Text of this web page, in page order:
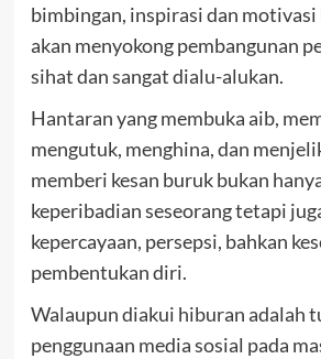
bimbingan, inspirasi dan motivasi
akan menyokong pembangunan
sihat dan sangat dialu-alukan.
Hantaran yang membuka aib,
mengutuk, menghina, dan
memberi kesan buruk bukan
keperibadian seseorang tetapi
kepercayaan, persepsi, bahkan
pembentukan diri.
Walaupun diakui hiburan adalah
penggunaan media sosial pada